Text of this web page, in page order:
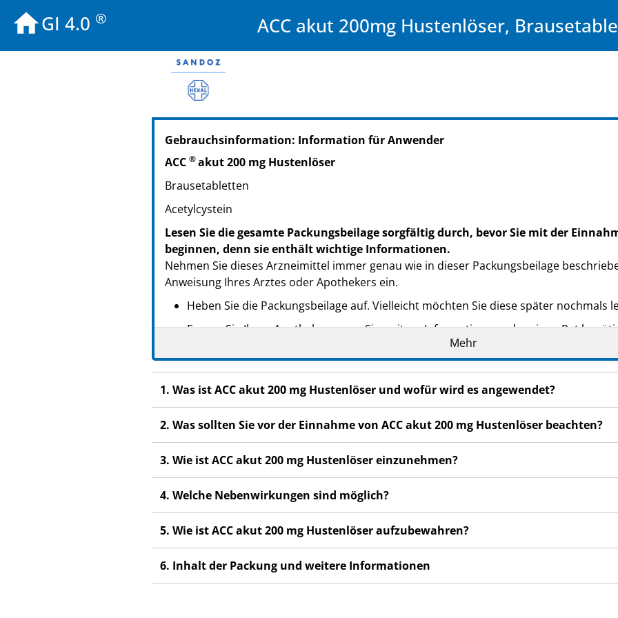
GI 4.0 ® ACC akut 200mg Hustenlöser,
PZN: 06302311
PPN: 110630231136
Gebrauchsinformation: Information für Anwender
ACC ®akut 200 mg Hustenlöser
Brausetabletten
Acetylcystein
Lesen Sie die gesamte Packungsbeilage sorgfältig durch, bevor Sie mit der
beginnen, denn sie enthält wichtige Informationen.
Nehmen Sie dieses Arzneimittel immer genau wie in dieser Packungsbeilage
Anweisung Ihres Arztes oder Apothekers ein.
Heben Sie die Packungsbeilage auf. Vielleicht möchten Sie diese später nochmals
Fragen Sie Ihren Apotheker, wenn Sie weitere Informationen oder einen Rat
Nebenwirkungen, die nicht in dieser Packungsbeilage angegeben sind. Siehe
Wenn Sie sich nach 4-5 Tagen nicht besser oder gar schlechter fühlen, wenden Sie
Mehr
1. Was ist ACC akut 200 mg Hustenlöser und wofür wird es angewendet?
2. Was sollten Sie vor der Einnahme von ACC akut 200 mg Hustenlöser beachten?
3. Wie ist ACC akut 200 mg Hustenlöser einzunehmen?
4. Welche Nebenwirkungen sind möglich?
5. Wie ist ACC akut 200 mg Hustenlöser aufzubewahren?
6. Inhalt der Packung und weitere Informationen